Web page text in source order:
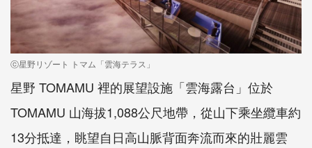
ⓒ星野リゾート トマム「雲海テラス」
星野 TOMAMU 裡的展望設施「雲海露台」位於
TOMAMU 山海拔1,088公尺地帶，從山下乘坐纜車約
13分抵達，眺望自日高山脈背面奔流而來的壯麗雲